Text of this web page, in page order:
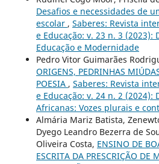
Desafios e necessidades de
escolar , Saberes: Revista
e Educação: v. 23 n. 3 (2023):
Educação e Modernidade
Pedro Vitor Guimarães
ORIGENS, PEDRINHAS
POESIA , Saberes: Revista
e Educação: v. 24 n. 2 (2024):
Africanas: Vozes plurais e
Almária Mariz Batista,
Dyego Leandro Bezerra de
Oliveira Costa, ENSINO DE
ESCRITA DA PRESCRIÇÃO DE